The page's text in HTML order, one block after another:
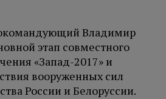
Владимир
этап совместного
«Запад-2017» и
вооруженных сил
России и Белоруссии.